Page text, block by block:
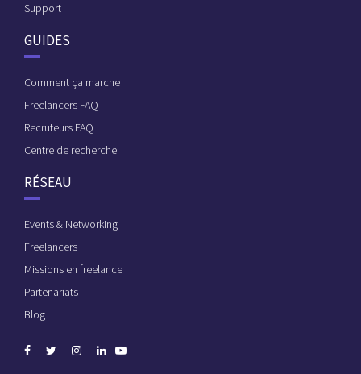
Support
GUIDES
Comment ça marche
Freelancers FAQ
Recruteurs FAQ
Centre de recherche
RÉSEAU
Events & Networking
Freelancers
Missions en freelance
Partenariats
Blog